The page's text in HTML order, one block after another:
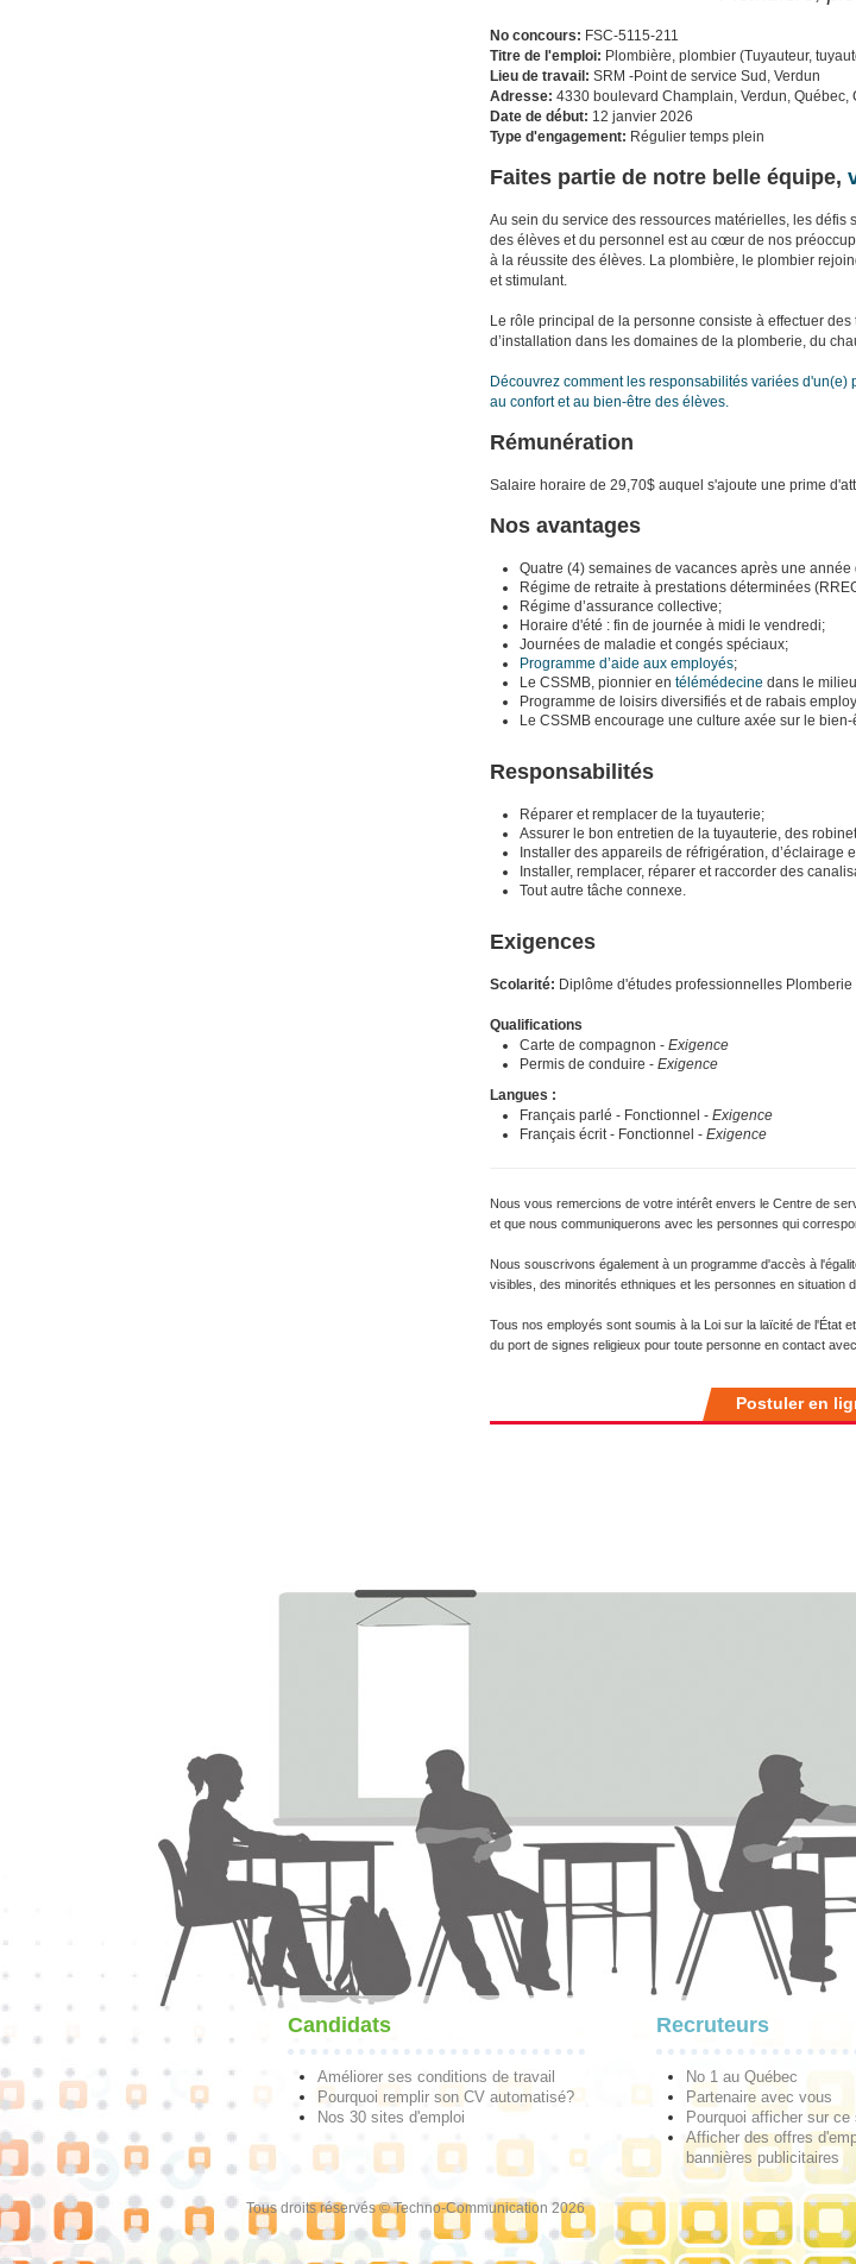
No concours: FSC-5115-211
Titre de l'emploi: Plombière, plombier (Tuyauteur,
Lieu de travail: SRM -Point de service Sud, Verdun
Adresse: 4330 boulevard Champlain, Verdun, Québec,
Date de début: 12 janvier 2026
Type d'engagement: Régulier temps plein
Faites partie de notre belle équipe,
Au sein du service des ressources matérielles, les défis
des élèves et du personnel est au cœur de nos
à la réussite des élèves. La plombière, le plombier
et stimulant.
Le rôle principal de la personne consiste à effectuer
d’installation dans les domaines de la plomberie, du
Découvrez comment les responsabilités variées
au confort et au bien-être des élèves.
Rémunération
Salaire horaire de 29,70$ auquel s'ajoute une prime
Nos avantages
Quatre (4) semaines de vacances après une
Régime de retraite à prestations déterminées
Régime d’assurance collective;
Horaire d'été : fin de journée à midi le vendredi;
Journées de maladie et congés spéciaux;
Programme d’aide aux employés;
Le CSSMB, pionnier en télémédecine dans le
Programme de loisirs diversifiés et de rabais
Le CSSMB encourage une culture axée sur le
Responsabilités
Réparer et remplacer de la tuyauterie;
Assurer le bon entretien de la tuyauterie, des
Installer des appareils de réfrigération, d’éclairage
Installer, remplacer, réparer et raccorder des
Tout autre tâche connexe.
Exigences
Scolarité: Diplôme d'études professionnelles
Qualifications
Carte de compagnon - Exigence
Permis de conduire - Exigence
Langues :
Français parlé - Fonctionnel - Exigence
Français écrit - Fonctionnel - Exigence
Nous vous remercions de votre intérêt envers le Centre de
et que nous communiquerons avec les personnes qui
Nous souscrivons également à un programme d'accès à
visibles, des minorités ethniques et les personnes en situation
Tous nos employés sont soumis à la Loi sur la laïcité de l'État
du port de signes religieux pour toute personne en contact
Postuler en
Candidats
Améliorer ses conditions de travail
Pourquoi remplir son CV automatisé?
Nos 30 sites d'emploi
Recruteurs
No 1 au Québec
Partenaire avec vous
Pourquoi afficher sur ce
Afficher des offres
bannières publicitaires
Tous droits réservés © Techno-Communication 2026